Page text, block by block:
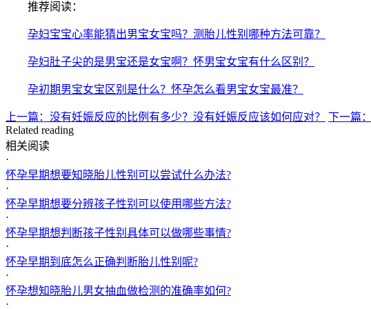
推荐阅读：
孕妇宝宝心率能猜出男宝女宝吗？测胎儿性别哪种方法可靠？
孕妇肚子尖的是男宝还是女宝啊？怀男宝女宝有什么区别？
孕初期男宝女宝区别是什么？怀孕怎么看男宝女宝最准？
上一篇：没有妊娠反应的比例有多少？没有妊娠反应该如何应对？
下一篇
Related reading
相关阅读
·
怀孕早期想要知晓胎儿性别可以尝试什么办法?
·
怀孕早期想要分辨孩子性别可以使用哪些方法?
·
怀孕早期想判断孩子性别具体可以做哪些事情?
·
怀孕早期到底怎么正确判断胎儿性别呢?
·
怀孕想知晓胎儿男女抽血做检测的准确率如何?
·